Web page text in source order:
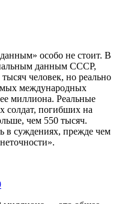
особо не стоит. В
данным СССР,
человек, но реально
международных
миллиона. Реальные
солдат, погибших на
чем 550 тысяч.
в суждениях, прежде чем